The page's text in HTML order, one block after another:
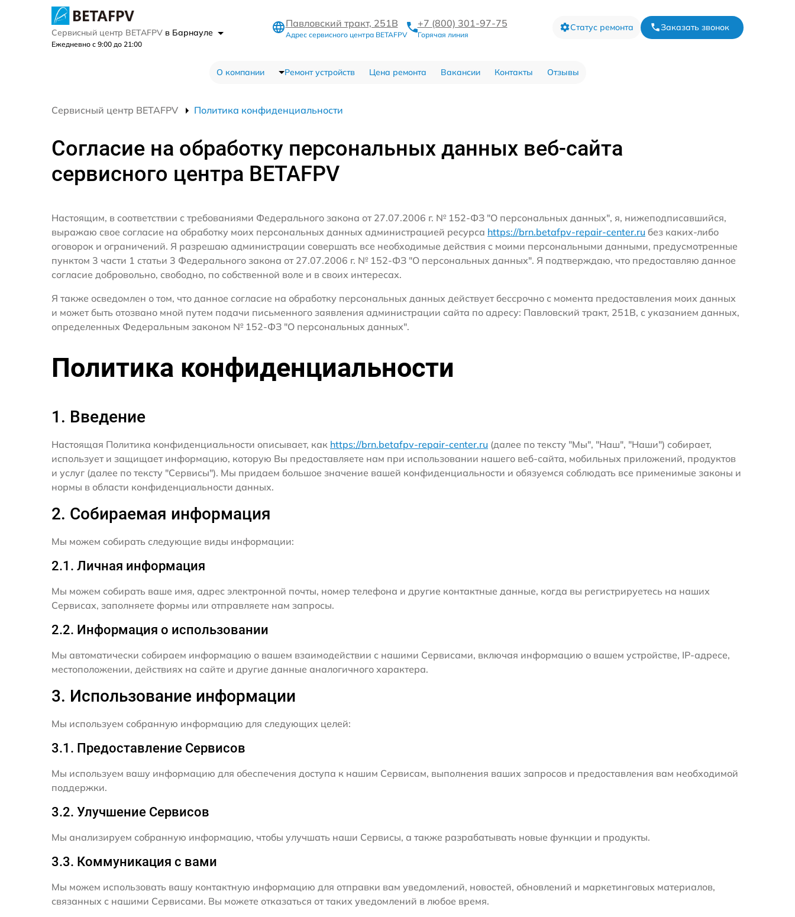
Сервисный центр BETAFPV в Барнауле
Ежедневно с 9:00 до 21:00
Павловский тракт, 251В
Адрес сервисного центра BETAFPV
+7 (800) 301-97-75
Горячая линия
Статус ремонта Заказать звонок
О компании Ремонт устройств Цена ремонта Вакансии Контакты Отзывы
Сервисный центр BETAFPV Политика конфиденциальности
Согласие на обработку персональных данных веб-сайта
сервисного центра BETAFPV
Настоящим, в соответствии с требованиями Федерального закона от 27.07.2006 г. № 152-ФЗ "О персональных данных", я, нижеподписавшийся,
выражаю свое согласие на обработку моих персональных данных администрацией ресурса https://brn.betafpv-repair-center.ru без каких-либо
оговорок и ограничений. Я разрешаю администрации совершать все необходимые действия с моими персональными данными, предусмотренные
пунктом 3 части 1 статьи 3 Федерального закона от 27.07.2006 г. № 152-ФЗ "О персональных данных". Я подтверждаю, что предоставляю данное
согласие добровольно, свободно, по собственной воле и в своих интересах.
Я также осведомлен о том, что данное согласие на обработку персональных данных действует бессрочно с момента предоставления моих данных
и может быть отозвано мной путем подачи письменного заявления администрации сайта по адресу: Павловский тракт, 251В, с указанием данных,
определенных Федеральным законом № 152-ФЗ "О персональных данных".
Политика конфиденциальности
1. Введение
Настоящая Политика конфиденциальности описывает, как https://brn.betafpv-repair-center.ru (далее по тексту "Мы", "Наш", "Наши") собирает,
использует и защищает информацию, которую Вы предоставляете нам при использовании нашего веб-сайта, мобильных приложений, продуктов
и услуг (далее по тексту "Сервисы"). Мы придаем большое значение вашей конфиденциальности и обязуемся соблюдать все применимые законы и
нормы в области конфиденциальности данных.
2. Собираемая информация
Мы можем собирать следующие виды информации:
2.1. Личная информация
Мы можем собирать ваше имя, адрес электронной почты, номер телефона и другие контактные данные, когда вы регистрируетесь на наших
Сервисах, заполняете формы или отправляете нам запросы.
2.2. Информация о использовании
Мы автоматически собираем информацию о вашем взаимодействии с нашими Сервисами, включая информацию о вашем устройстве, IP-адресе,
местоположении, действиях на сайте и другие данные аналогичного характера.
3. Использование информации
Мы используем собранную информацию для следующих целей:
3.1. Предоставление Сервисов
Мы используем вашу информацию для обеспечения доступа к нашим Сервисам, выполнения ваших запросов и предоставления вам необходимой
поддержки.
3.2. Улучшение Сервисов
Мы анализируем собранную информацию, чтобы улучшать наши Сервисы, а также разрабатывать новые функции и продукты.
3.3. Коммуникация с вами
Мы можем использовать вашу контактную информацию для отправки вам уведомлений, новостей, обновлений и маркетинговых материалов,
связанных с нашими Сервисами. Вы можете отказаться от таких уведомлений в любое время.